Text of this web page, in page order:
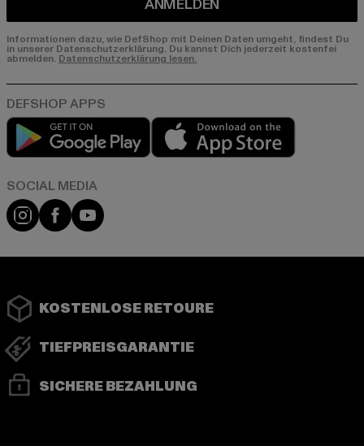
ANMELDEN
Informationen dazu, wie DefShop mit Deinen Daten umgeht, findest Du
in unserer Datenschutzerklärung. Du kannst Dich jederzeit kostenfei
abmelden. Datenschutzerklärung lesen.
Play market
Instagram
FacebookYouTube
KOSTENLOSE RETOURE
TIEFPREISGARANTIE
SICHERE BEZAHLUNG